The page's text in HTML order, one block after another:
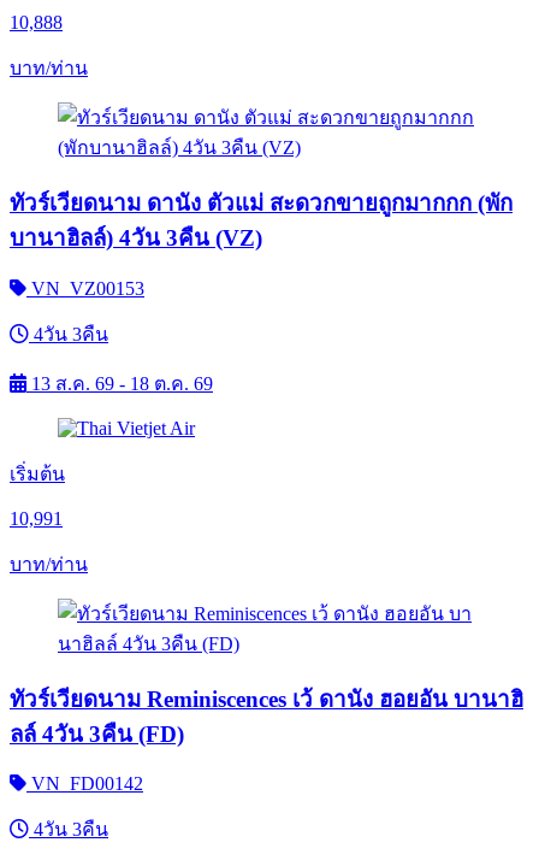
10,888
บาท/ท่าน
ทัวร์เวียดนาม ดานัง ตัวแม่ สะดวกขายถูกมากกก (พัก
บานาฮิลล์) 4วัน 3คืน (VZ)
VN_VZ00153
4วัน 3คืน
13 ส.ค. 69 - 18 ต.ค. 69
เริ่มต้น
10,991
บาท/ท่าน
ทัวร์เวียดนาม Reminiscences เว้ ดานัง ฮอยอัน บานาฮิ
ลล์ 4วัน 3คืน (FD)
VN_FD00142
4วัน 3คืน